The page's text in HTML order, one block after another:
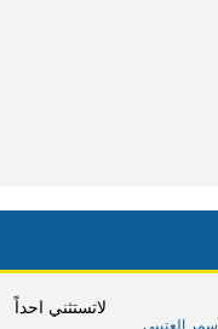
لاتستثني احداً
سمر العتيبي